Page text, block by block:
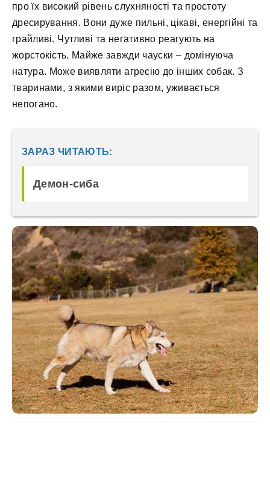
про їх високий рівень слухняності та простоту
дресирування. Вони дуже пильні, цікаві, енергійні та
грайливі. Чутливі та негативно реагують на
жорстокість. Майже завжди чауски – домінуюча
натура. Може виявляти агресію до інших собак. З
тваринами, з якими виріс разом, уживається
непогано.
ЗАРАЗ ЧИТАЮТЬ:
Демон-сиба